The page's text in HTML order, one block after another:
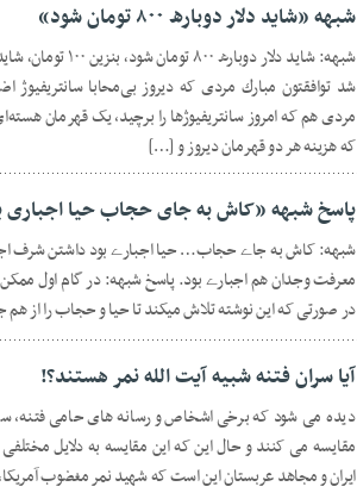
شبهه «ﺷﺎﯾﺪ ﺩﻻ‌ﺭ ﺩﻭﺑﺎﺭﻩ ۸۰۰ ﺗﻮﻣﺎﻥ ﺷﻮﺩ»
ﺷﺪ ﺗﻮﺍﻓﻘﺘﻮﻥ ﻣﺒﺎﺭﻙ ﻣﺮﺩﯼ ﮐﻪ ﺩﯾﺮﻭﺯ ﺑﯽ‌ﻣﺤﺎﺑﺎ
ﻣﺮﺩﯼ ﻫﻢ ﮐﻪ ﺍﻣﺮﻭﺯ ﺳﺎﻧﺘﺮﯾﻔﯿﻮﮊﻫﺎ ﺭﺍ ﺑﺮﭼﯿﺪ، ﯾﮏ ﻗﻬﺮﻣﺎﻥ
ﮐﻪ ﻫﺰﯾﻨﻪ ﻫﺮ ﺩﻭ ﻗﻬﺮﻣﺎﻥ ﺩﯾﺮﻭﺯ ﻭ […]
پاسخ شبهه «کاش به جای حجاب حیا اجباری
شبهه: کاش به جاے حجاب… حیا اجبارے بود داشتن شرف
معرفت وجدان هم اجبارے بود. پاسخ شبهه: در گام اول
در صورتی که این نوشته تلاش میکند تا حیا و حجاب را از
آیا سران فتنه شبیه آیت الله نمر هستند؟!
دیده می شود که برخی اشخاص و رسانه های حامی فتنه،
ایران و مجاهد عربستان این است که شهید نمر مغضوب